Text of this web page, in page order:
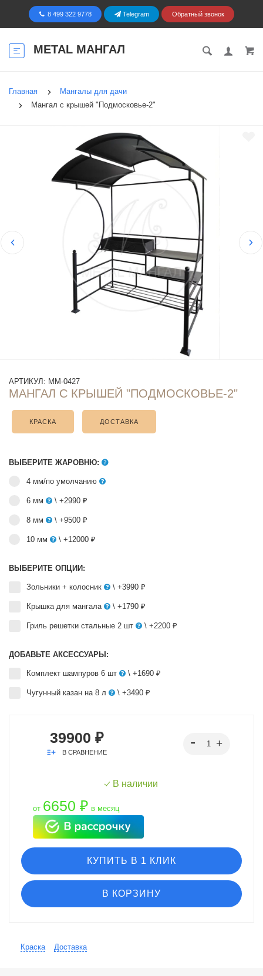
8 499 322 9778 Telegram Обратный звонок
METAL МАНГАЛ
Главная
Мангалы для дачи
Мангал с крышей "Подмосковье-2"
АРТИКУЛ: ММ-0427
МАНГАЛ С КРЫШЕЙ "ПОДМОСКОВЬЕ-2"
КРАСКА ДОСТАВКА
ВЫБЕРИТЕ ЖАРОВНЮ:
4 мм/по умолчанию
6 мм \ +2990 ₽
8 мм \ +9500 ₽
10 мм \ +12000 ₽
ВЫБЕРИТЕ ОПЦИИ:
Зольники + колосник \ +3990 ₽
Крышка для мангала \ +1790 ₽
Гриль решетки стальные 2 шт \ +2200 ₽
ДОБАВЬТЕ АКСЕССУАРЫ:
Комплект шампуров 6 шт \ +1690 ₽
Чугунный казан на 8 л \ +3490 ₽
39900 ₽
В СРАВНЕНИЕ
В наличии
от 6650 ₽ в месяц
КУПИТЬ В 1 КЛИК
В КОРЗИНУ
Краска Доставка